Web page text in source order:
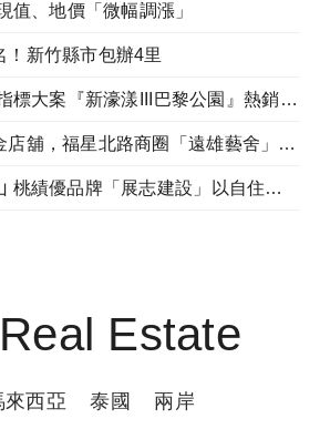
值、地價「微幅調漲」
！新竹縣市包辦4里
三重左岸1563坪指標大案『新濠漾III巴黎公園』熱銷開工
跟著麥當勞投資金店舖，福星北路商圈「遠雄藝舍」金店炙手可熱
做住戶一輩子靠山 桃績優品牌「展志建設」以自住心蓋房
Estate
來西亞 泰國 兩岸